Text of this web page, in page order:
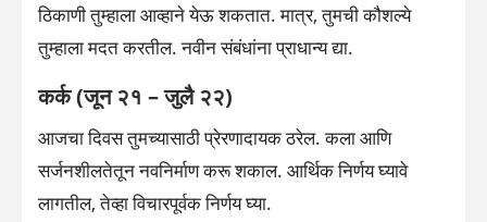
ठिकाणी तुम्हाला आव्हाने येऊ शकतात. मात्र, तुमची कौशल्ये
तुम्हाला मदत करतील. नवीन संबंधांना प्राधान्य द्या.
कर्क (जून २१ – जुलै २२)
आजचा दिवस तुमच्यासाठी प्रेरणादायक ठरेल. कला आणि
सर्जनशीलतेतून नवनिर्माण करू शकाल. आर्थिक निर्णय घ्यावे
लागतील, तेव्हा विचारपूर्वक निर्णय घ्या.